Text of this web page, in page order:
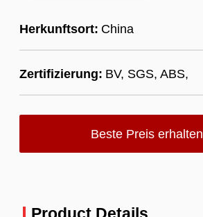
Herkunftsort: China
Zertifizierung: BV, SGS, ABS,
Beste Preis erhalten
Product Details